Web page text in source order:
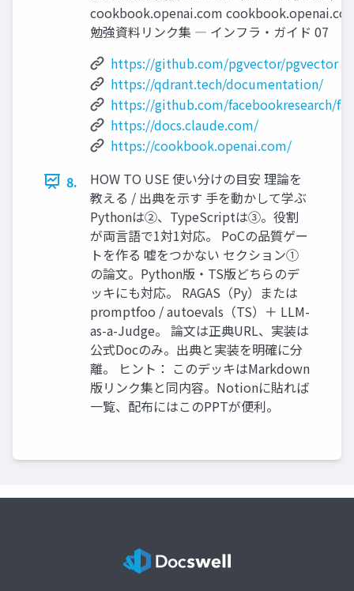
cookbook.openai.com
勉強資料リンク集 ― インフラ・ガイド 07
https://github.com/pgvector/pgvector
https://qdrant.tech/documentation/
https://github.com/facebookresearch/
https://docs.claude.com/
https://cookbook.openai.com/
8.
HOW TO USE 使い分けの目安 理論を
教える / 出典を示す 手を動かして学ぶ
Pythonは②、TypeScriptは③。役割
が両言語で1対1対応。 PoCの品質ゲー
トを作る 嘘をつかない セクション①
の論文。Python版・TS版どちらのデ
ッキにも対応。 RAGAS（Py）または
promptfoo / autoevals（TS）＋ LLM-
as-a-Judge。 論文は正典URL、実装は
公式Docのみ。出典と実装を明確に分
離。 ヒント： このデッキはMarkdown
版リンク集と同内容。Notionに貼れば
一覧、配布にはこのPPTが便利。